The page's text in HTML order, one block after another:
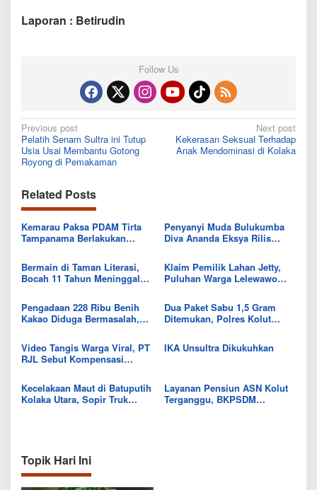
Laporan : Betirudin
Follow Us
Post
navigation
Previous post
Pelatih Senam Sultra ini Tutup
Usia Usai Membantu Gotong
Royong di Pemakaman
Next post
Kekerasan Seksual Terhadap
Anak Mendominasi di Kolaka
Related Posts
Kemarau Paksa PDAM Tirta
Tampanama Berlakukan
IKK Wawo
Penyanyi Muda Bulukumba
Diva Ananda Eksya Rilis
Eksistensi Musik Bugis
Bermain di Taman Literasi,
Bocah 11 Tahun Meninggal
Klaim Pemilik Lahan Jetty,
Puluhan Warga Lelewawo
Nikel PT RDP
Pengadaan 228 Ribu Benih
Kakao Diduga Bermasalah,
Tahap Penyidikan
Dua Paket Sabu 1,5 Gram
Ditemukan, Polres Kolut
Tersangka dalam Jaringan
Video Tangis Warga Viral, PT
RJL Sebut Kompensasi
Diselesaikan
IKA Unsultra Dikukuhkan
Kecelakaan Maut di Batuputih
Kolaka Utara, Sopir Truk
Layanan Pensiun ASN Kolut
Terganggu, BKPSDM
Topik Hari Ini